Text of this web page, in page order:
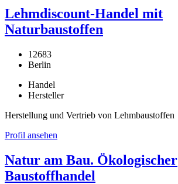
Lehmdiscount-Handel mit
Naturbaustoffen
12683
Berlin
Handel
Hersteller
Herstellung und Vertrieb von Lehmbaustoffen
Profil ansehen
Natur am Bau. Ökologischer
Baustoffhandel